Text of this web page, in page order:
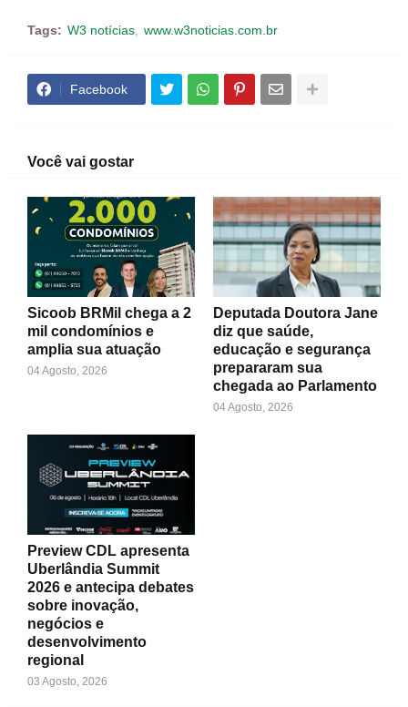
Tags: W3 notícias www.w3noticias.com.br
Facebook
Você vai gostar
Sicoob BRMil chega a 2
mil condomínios e
amplia sua atuação
04 Agosto, 2026
Deputada Doutora Jane
diz que saúde,
educação e segurança
prepararam sua
chegada ao Parlamento
04 Agosto, 2026
Preview CDL apresenta
Uberlândia Summit
2026 e antecipa debates
sobre inovação,
negócios e
desenvolvimento
regional
03 Agosto, 2026